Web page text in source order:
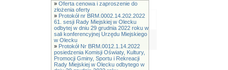
» Oferta cenowa i zaproszenie do
złożenia oferty
» Protokół nr BRM.0002.14.202.2022
61. sesji Rady Miejskiej w Olecku
odbytej w dniu 29 grudnia 2022 roku w
sali konferencyjnej Urzędu Miejskiego
w Olecku
» Protokół Nr BRM.0012.1.14.2022
posiedzenia Komisji Oświaty, Kultury,
Promocji Gminy, Sportu i Rekreacji
Rady Miejskiej w Olecku odbytego w